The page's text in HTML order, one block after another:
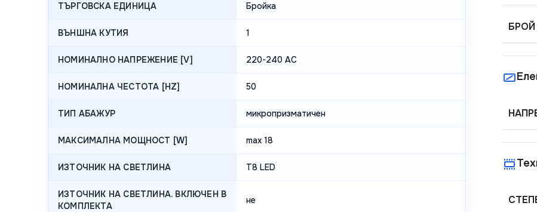
ТЪРГОВСКА ЕДИНИЦА Бройка
ВЪНШНА КУТИЯ 1
НОМИНАЛНО НАПРЕЖЕНИЕ [V] 220-240 AC
НОМИНАЛНА ЧЕСТОТА [HZ] 50
ТИП АБАЖУР микропризматичен
МАКСИМАЛНА МОЩНОСТ [W] max 18
ИЗТОЧНИК НА СВЕТЛИНА T8 LED
ИЗТОЧНИК НА СВЕТЛИНА. ВКЛЮЧЕН В
КОМПЛЕКТА
не